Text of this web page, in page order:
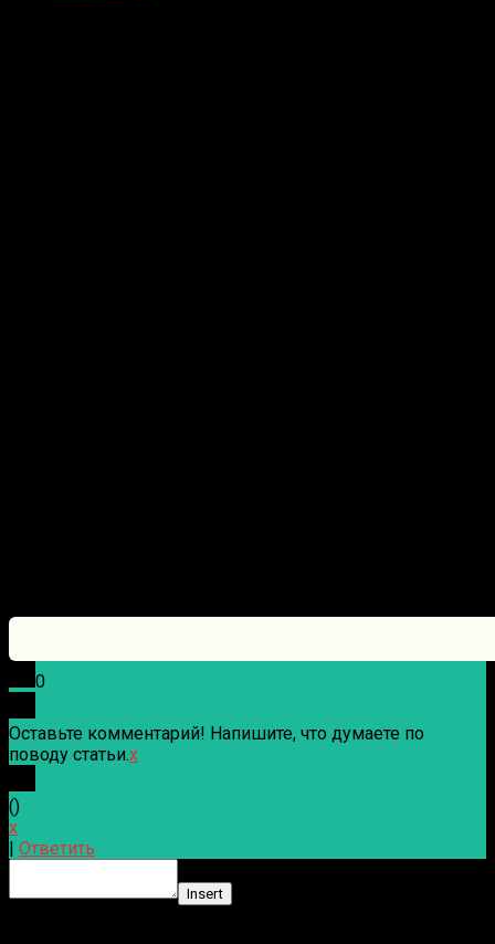
0
Оставьте комментарий! Напишите, что думаете по
поводу статьи.x
()
x
Ответить
Insert